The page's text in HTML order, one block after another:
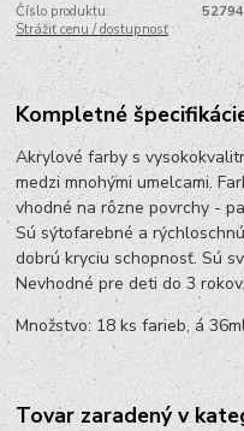
Číslo produktu:
52794
Strážiť cenu / dostupnosť
Kompletné
Akrylové farby s
medzi mnohými umelcami.
vhodné na rôzne povrchy -
Sú sýtofarebné a
dobrú kryciu schopnosť. Sú
Nevhodné pre deti do 3 rokov.
Množstvo: 18 ks farieb, á
Tovar zaradený v